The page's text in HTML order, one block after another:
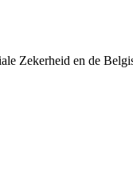
Zekerheid en de